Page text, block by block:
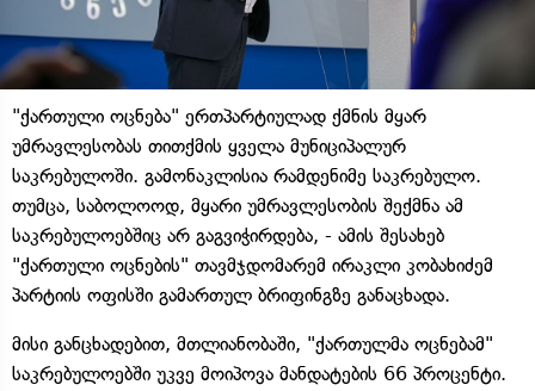
"ქართული ოცნება" ერთპარტიულად ქმნის მყარ
უმრავლესობას თითქმის ყველა მუნიციპალურ
საკრებულოში. გამონაკლისია რამდენიმე საკრებულო.
თუმცა, საბოლოოდ, მყარი უმრავლესობის შექმნა ამ
საკრებულოებშიც არ გაგვიჭირდება, - ამის შესახებ
"ქართული ოცნების" თავმჯდომარემ ირაკლი კობახიძემ
პარტიის ოფისში გამართულ ბრიფინგზე განაცხადა.
მისი განცხადებით, მთლიანობაში, "ქართულმა ოცნებამ"
საკრებულოებში უკვე მოიპოვა მანდატების 66 პროცენტი.